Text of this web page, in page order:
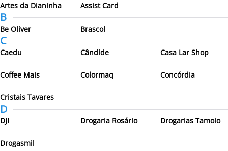
Artes da Dianinha Assist Card
B
Be Oliver Brascol
C
Caedu Cândide Casa Lar Shop
Coffee Mais Colormaq Concórdia
Cristais Tavares
D
DJI Drogaria Rosário Drogarias Tamoio
Drogasmil